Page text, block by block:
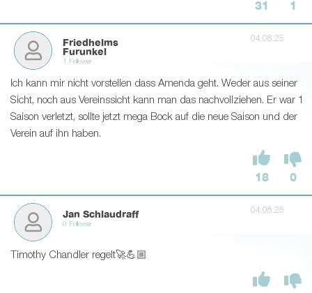
31 1
Friedhelms
Furunkel
1 Follower
04.08.25
Ich kann mir nicht vorstellen dass Amenda geht. Weder aus seiner
Sicht, noch aus Vereinssicht kann man das nachvollziehen. Er war 1
Saison verletzt, sollte jetzt mega Bock auf die neue Saison und der
Verein auf ihn haben.
18 0
Jan Schlaudraff
0 Follower
04.08.25
Timothy Chandler regelt🚀💪🏼